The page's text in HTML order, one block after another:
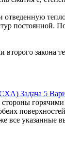
закона
Задача 5
все